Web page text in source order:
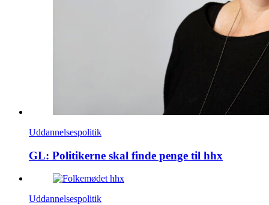
Uddannelsespolitik
GL: Politikerne skal finde penge til hhx
Uddannelsespolitik